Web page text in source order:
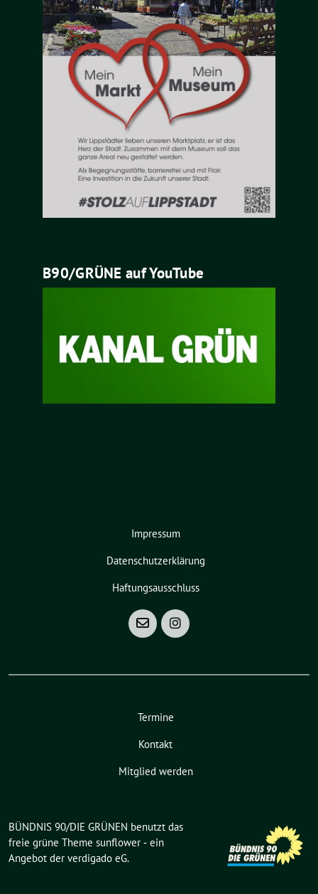
B90/GRÜNE auf YouTube
Impressum
Datenschutzerklärung
Haftungsausschluss
Termine
Kontakt
Mitglied werden
BÜNDNIS 90/DIE GRÜNEN benutzt das
freie grüne Theme sunflower ‐ ein
Angebot der verdigado eG.